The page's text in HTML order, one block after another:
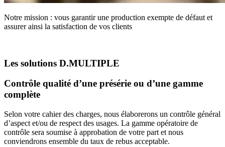
Notre mission : vous garantir une production exempte de défaut et
assurer ainsi la satisfaction de vos clients
Les solutions D.MULTIPLE
Contrôle qualité d’une présérie ou d’une gamme
complète
Selon votre cahier des charges, nous élaborerons un contrôle général
d’aspect et/ou de respect des usages. La gamme opératoire de
contrôle sera soumise à approbation de votre part et nous
conviendrons ensemble du taux de rebus acceptable.